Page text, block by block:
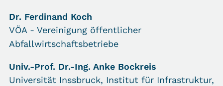
Dr. Ferdinand Koch
VÖA - Vereinigung öffentlicher
Abfallwirtschaftsbetriebe
Univ.-Prof. Dr.-Ing. Anke Bockreis
Universität Inssbruck, Institut für Infrastruktur,